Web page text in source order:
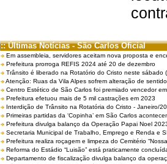
:: Últimas Notícias - São Carlos Oficial
Em assembleia, servidores aceitam nova proposta e
Prefeitura prorroga REFIS 2024 até 20 de dezembro
Trânsito é liberado na Rotatório do Cristo neste sábado
Atenção: Ruas da Vila Alpes sofrem alteração de
Centro Estético de São Carlos foi premiado vencedor
Prefeitura efetuou mais de 5 mil castrações em 2023
Interdição de Trânsito na Rotatória do Cristo - Janeiro/
Primeiras partidas da ‘Copinha’ em São Carlos
Prefeitura divulga balanço da Operação Papai Noel
Secretaria Municipal de Trabalho, Emprego e Renda e
Prefeitura realiza roçagem e limpeza do Cemitério
Reforma do Estádio “Luisão” está praticamente
Departamento de fiscalização divulga balanço da